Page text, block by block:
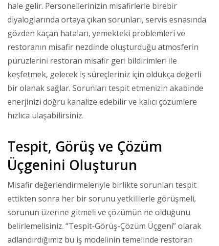
hale gelir. Personellerinizin misafirlerle birebir
diyaloglarında ortaya çıkan sorunları, servis esnasında
gözden kaçan hataları, yemekteki problemleri ve
restoranın misafir nezdinde oluşturduğu atmosferin
pürüzlerini restoran misafir geri bildirimleri ile
keşfetmek, gelecek iş süreçleriniz için oldukça değerli
bir olanak sağlar. Sorunları tespit etmenizin akabinde
enerjinizi doğru kanalize edebilir ve kalıcı çözümlere
hızlıca ulaşabilirsiniz.
Tespit, Görüş ve Çözüm
Üçgenini Oluşturun
Misafir değerlendirmeleriyle birlikte sorunları tespit
ettikten sonra her bir sorunu yetkililerle görüşmeli,
sorunun üzerine gitmeli ve çözümün ne olduğunu
belirlemelisiniz. “Tespit-Görüş-Çözüm Üçgeni” olarak
adlandırdığımız bu iş modelinin temelinde restoran